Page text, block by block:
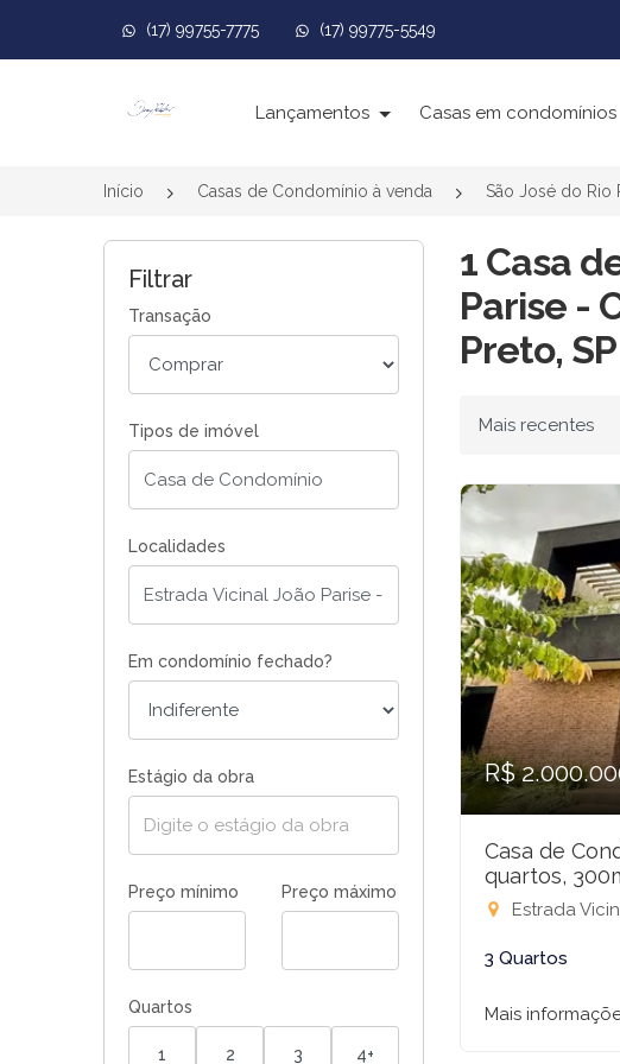
(17) 99755-7775 (17) 99775-5549
Página inicial
Lançamentos Casas em condomínios
Início Casas de Condomínio à venda São José do Rio
Filtrar
Transação
Tipos de imóvel
Localidades
Em condomínio fechado?
Estágio da obra
Preço mínimo Preço máximo
Quartos
1 2 3 4+
1 Casa
Parise -
Preto, SP
Ordenar por
R$
Casa de
quartos,
Estrada Vicinal João
3 Quartos
Mais